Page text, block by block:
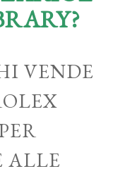
VENDE
ALLE